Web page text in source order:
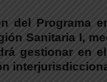
del Programa
Sanitaria I,
gestionar en